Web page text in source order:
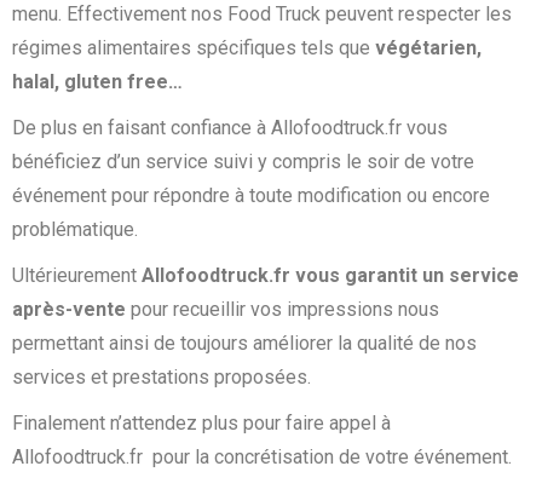
menu. Effectivement nos Food Truck peuvent respecter les
régimes alimentaires spécifiques tels que végétarien,
halal, gluten free…
De plus en faisant confiance à Allofoodtruck.fr vous
bénéficiez d’un service suivi y compris le soir de votre
événement pour répondre à toute modification ou encore
problématique.
Ultérieurement Allofoodtruck.fr vous garantit un service
après-vente pour recueillir vos impressions nous
permettant ainsi de toujours améliorer la qualité de nos
services et prestations proposées.
Finalement n’attendez plus pour faire appel à
Allofoodtruck.fr pour la concrétisation de votre événement.